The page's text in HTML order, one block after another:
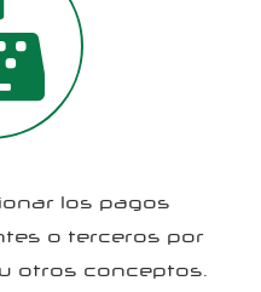
los pagos
o terceros por
otros conceptos.